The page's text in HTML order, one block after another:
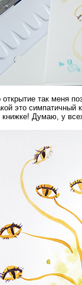
так меня
это
книжке! Думаю, у